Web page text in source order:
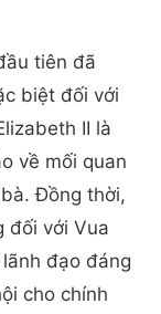
tiên đã
biệt đối với
II là
về mối quan
Đồng thời,
đối với Vua
đạo đáng
cho chính